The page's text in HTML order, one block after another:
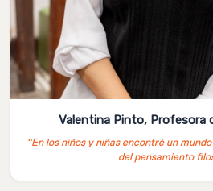
Valentina Pinto, Profesora
“En los niños y niñas encontré un
del pensamiento